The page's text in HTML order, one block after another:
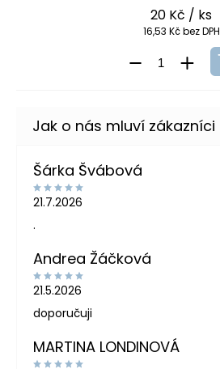
20 Kč / ks
16,53 Kč bez DPH
Šárka Švábová
21.7.2026
.
Andrea Žáčková
21.5.2026
doporučuji
MARTINA LONDINOVÁ